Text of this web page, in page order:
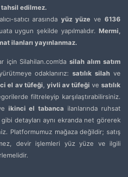
tahsil edilmez.
satıcı arasındayüz yüze ve6136
uygun şekilde yapılmalıdır. Mermi,
ilanları yayınlanmaz.
için Silahilan.com’dasilah alım satım
odaklanırız:satılık silah ve
el av tüfeği, yivli av tüfeği vesatılık
filtreleyip karşılaştırabilirsiniz.
ikinci el tabanca ilanlarında ruhsat
detayları aynı ekranda net görerek
Platformumuz mağaza değildir; satış
devir işlemleri yüz yüze ve ilgili